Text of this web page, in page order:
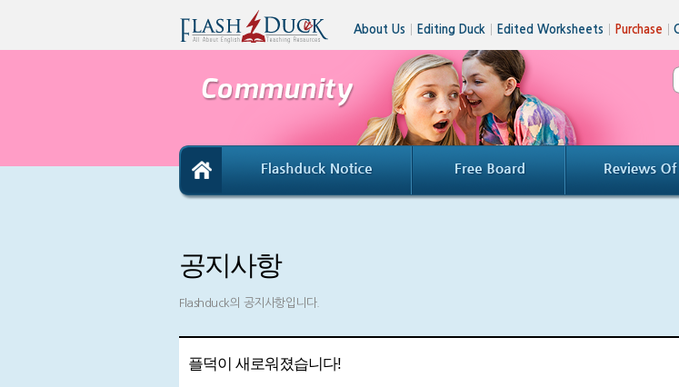
About Us Editing Duck Edited Worksheets Purchase
공지사항
Flashduck의 공지사항입니다.
플덕이 새로워졌습니다!